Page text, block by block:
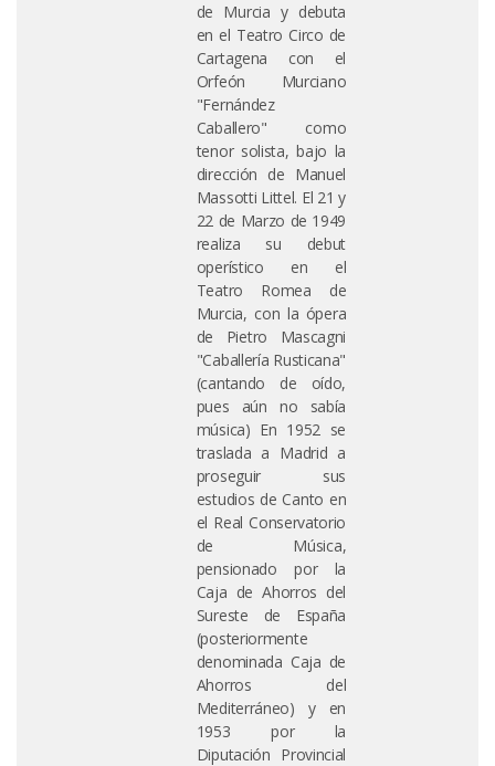
de Murcia y debuta
en el Teatro Circo de
Cartagena con el
Orfeón Murciano
"Fernández
Caballero" como
tenor solista, bajo la
dirección de Manuel
Massotti Littel. El 21 y
22 de Marzo de 1949
realiza su debut
operístico en el
Teatro Romea de
Murcia, con la ópera
de Pietro Mascagni
"Caballería Rusticana"
(cantando de oído,
pues aún no sabía
música) En 1952 se
traslada a Madrid a
proseguir sus
estudios de Canto en
el Real Conservatorio
de Música,
pensionado por la
Caja de Ahorros del
Sureste de España
(posteriormente
denominada Caja de
Ahorros del
Mediterráneo) y en
1953 por la
Diputación Provincial